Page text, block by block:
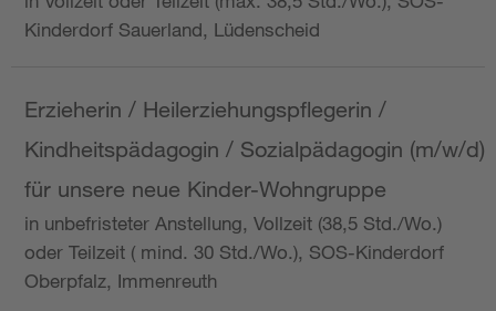
Kinderdorf Sauerland, Lüdenscheid
Erzieherin / Heilerziehungspflegerin /
Kindheitspädagogin / Sozialpädagogin (m/w/d)
für unsere neue Kinder-Wohngruppe
in unbefristeter Anstellung, Vollzeit (38,5 Std./Wo.)
oder Teilzeit ( mind. 30 Std./Wo.), SOS-Kinderdorf
Oberpfalz, Immenreuth